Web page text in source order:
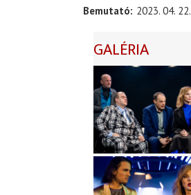
Bemutató 2023. 04. 22.
GALÉRIA